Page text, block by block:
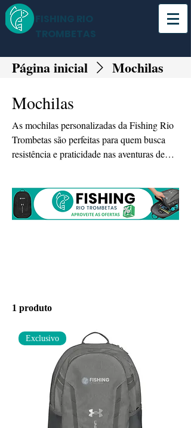
Página inicial Mochilas
Mochilas
As mochilas personalizadas da Fishing Rio
Trombetas são perfeitas para quem busca
resistência e praticidade nas aventuras de
espaço para transportar tudo que você
precisa com estilo.
1 produto
Exclusivo